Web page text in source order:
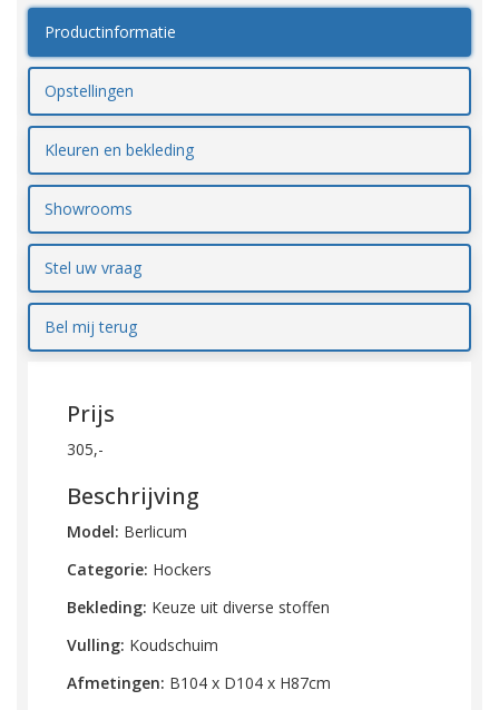
Productinformatie
Opstellingen
Kleuren en bekleding
Showrooms
Stel uw vraag
Bel mij terug
Prijs
305,-
Beschrijving
Model: Berlicum
Categorie: Hockers
Bekleding: Keuze uit diverse stoffen
Vulling: Koudschuim
Afmetingen: B104 x D104 x H87cm